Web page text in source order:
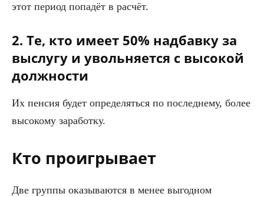
этот период попадёт в расчёт.
2. Те, кто имеет 50% надбавку за
выслугу и увольняется с высокой
должности
Их пенсия будет определяться по последнему, более
высокому заработку.
Кто проигрывает
Две группы оказываются в менее выгодном